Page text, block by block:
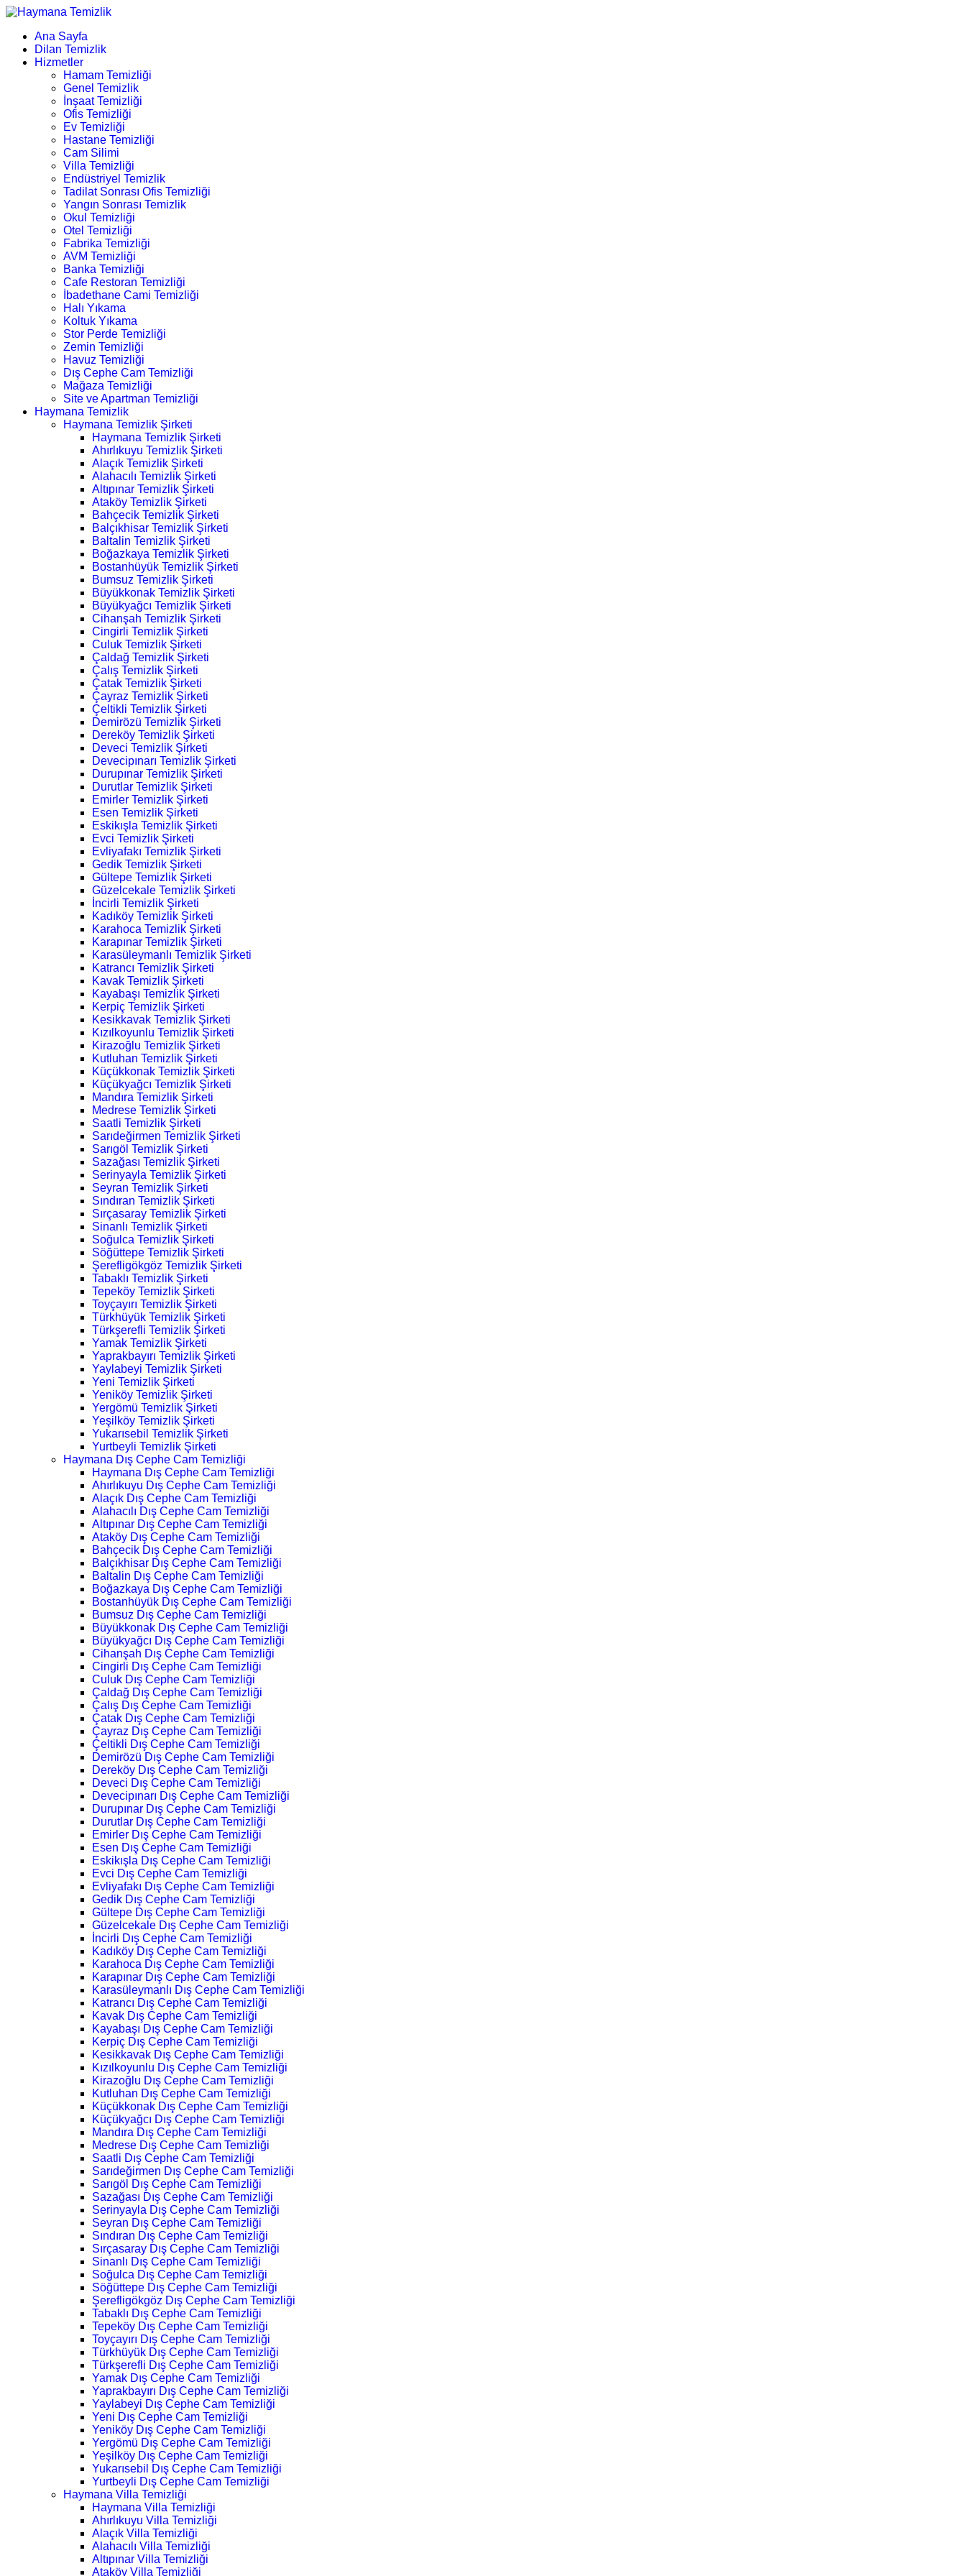
Ana Sayfa
Dilan Temizlik
Hizmetler
Hamam Temizliği
Genel Temizlik
İnşaat Temizliği
Ofis Temizliği
Ev Temizliği
Hastane Temizliği
Cam Silimi
Villa Temizliği
Endüstriyel Temizlik
Tadilat Sonrası Ofis Temizliği
Yangın Sonrası Temizlik
Okul Temizliği
Otel Temizliği
Fabrika Temizliği
AVM Temizliği
Banka Temizliği
Cafe Restoran Temizliği
İbadethane Cami Temizliği
Halı Yıkama
Koltuk Yıkama
Stor Perde Temizliği
Zemin Temizliği
Havuz Temizliği
Dış Cephe Cam Temizliği
Mağaza Temizliği
Site ve Apartman Temizliği
Haymana Temizlik
Haymana Temizlik Şirketi
Haymana Temizlik Şirketi
Ahırlıkuyu Temizlik Şirketi
Alaçık Temizlik Şirketi
Alahacılı Temizlik Şirketi
Altıpınar Temizlik Şirketi
Ataköy Temizlik Şirketi
Bahçecik Temizlik Şirketi
Balçıkhisar Temizlik Şirketi
Baltalin Temizlik Şirketi
Boğazkaya Temizlik Şirketi
Bostanhüyük Temizlik Şirketi
Bumsuz Temizlik Şirketi
Büyükkonak Temizlik Şirketi
Büyükyağcı Temizlik Şirketi
Cihanşah Temizlik Şirketi
Cingirli Temizlik Şirketi
Culuk Temizlik Şirketi
Çaldağ Temizlik Şirketi
Çalış Temizlik Şirketi
Çatak Temizlik Şirketi
Çayraz Temizlik Şirketi
Çeltikli Temizlik Şirketi
Demirözü Temizlik Şirketi
Dereköy Temizlik Şirketi
Deveci Temizlik Şirketi
Devecipınarı Temizlik Şirketi
Durupınar Temizlik Şirketi
Durutlar Temizlik Şirketi
Emirler Temizlik Şirketi
Esen Temizlik Şirketi
Eskikışla Temizlik Şirketi
Evci Temizlik Şirketi
Evliyafakı Temizlik Şirketi
Gedik Temizlik Şirketi
Gültepe Temizlik Şirketi
Güzelcekale Temizlik Şirketi
İncirli Temizlik Şirketi
Kadıköy Temizlik Şirketi
Karahoca Temizlik Şirketi
Karapınar Temizlik Şirketi
Karasüleymanlı Temizlik Şirketi
Katrancı Temizlik Şirketi
Kavak Temizlik Şirketi
Kayabaşı Temizlik Şirketi
Kerpiç Temizlik Şirketi
Kesikkavak Temizlik Şirketi
Kızılkoyunlu Temizlik Şirketi
Kirazoğlu Temizlik Şirketi
Kutluhan Temizlik Şirketi
Küçükkonak Temizlik Şirketi
Küçükyağcı Temizlik Şirketi
Mandıra Temizlik Şirketi
Medrese Temizlik Şirketi
Saatli Temizlik Şirketi
Sarıdeğirmen Temizlik Şirketi
Sarıgöl Temizlik Şirketi
Sazağası Temizlik Şirketi
Serinyayla Temizlik Şirketi
Seyran Temizlik Şirketi
Sındıran Temizlik Şirketi
Sırçasaray Temizlik Şirketi
Sinanlı Temizlik Şirketi
Soğulca Temizlik Şirketi
Söğüttepe Temizlik Şirketi
Şerefligökgöz Temizlik Şirketi
Tabaklı Temizlik Şirketi
Tepeköy Temizlik Şirketi
Toyçayırı Temizlik Şirketi
Türkhüyük Temizlik Şirketi
Türkşerefli Temizlik Şirketi
Yamak Temizlik Şirketi
Yaprakbayırı Temizlik Şirketi
Yaylabeyi Temizlik Şirketi
Yeni Temizlik Şirketi
Yeniköy Temizlik Şirketi
Yergömü Temizlik Şirketi
Yeşilköy Temizlik Şirketi
Yukarısebil Temizlik Şirketi
Yurtbeyli Temizlik Şirketi
Haymana Dış Cephe Cam Temizliği
Haymana Dış Cephe Cam Temizliği
Ahırlıkuyu Dış Cephe Cam Temizliği
Alaçık Dış Cephe Cam Temizliği
Alahacılı Dış Cephe Cam Temizliği
Altıpınar Dış Cephe Cam Temizliği
Ataköy Dış Cephe Cam Temizliği
Bahçecik Dış Cephe Cam Temizliği
Balçıkhisar Dış Cephe Cam Temizliği
Baltalin Dış Cephe Cam Temizliği
Boğazkaya Dış Cephe Cam Temizliği
Bostanhüyük Dış Cephe Cam Temizliği
Bumsuz Dış Cephe Cam Temizliği
Büyükkonak Dış Cephe Cam Temizliği
Büyükyağcı Dış Cephe Cam Temizliği
Cihanşah Dış Cephe Cam Temizliği
Cingirli Dış Cephe Cam Temizliği
Culuk Dış Cephe Cam Temizliği
Çaldağ Dış Cephe Cam Temizliği
Çalış Dış Cephe Cam Temizliği
Çatak Dış Cephe Cam Temizliği
Çayraz Dış Cephe Cam Temizliği
Çeltikli Dış Cephe Cam Temizliği
Demirözü Dış Cephe Cam Temizliği
Dereköy Dış Cephe Cam Temizliği
Deveci Dış Cephe Cam Temizliği
Devecipınarı Dış Cephe Cam Temizliği
Durupınar Dış Cephe Cam Temizliği
Durutlar Dış Cephe Cam Temizliği
Emirler Dış Cephe Cam Temizliği
Esen Dış Cephe Cam Temizliği
Eskikışla Dış Cephe Cam Temizliği
Evci Dış Cephe Cam Temizliği
Evliyafakı Dış Cephe Cam Temizliği
Gedik Dış Cephe Cam Temizliği
Gültepe Dış Cephe Cam Temizliği
Güzelcekale Dış Cephe Cam Temizliği
İncirli Dış Cephe Cam Temizliği
Kadıköy Dış Cephe Cam Temizliği
Karahoca Dış Cephe Cam Temizliği
Karapınar Dış Cephe Cam Temizliği
Karasüleymanlı Dış Cephe Cam Temizliği
Katrancı Dış Cephe Cam Temizliği
Kavak Dış Cephe Cam Temizliği
Kayabaşı Dış Cephe Cam Temizliği
Kerpiç Dış Cephe Cam Temizliği
Kesikkavak Dış Cephe Cam Temizliği
Kızılkoyunlu Dış Cephe Cam Temizliği
Kirazoğlu Dış Cephe Cam Temizliği
Kutluhan Dış Cephe Cam Temizliği
Küçükkonak Dış Cephe Cam Temizliği
Küçükyağcı Dış Cephe Cam Temizliği
Mandıra Dış Cephe Cam Temizliği
Medrese Dış Cephe Cam Temizliği
Saatli Dış Cephe Cam Temizliği
Sarıdeğirmen Dış Cephe Cam Temizliği
Sarıgöl Dış Cephe Cam Temizliği
Sazağası Dış Cephe Cam Temizliği
Serinyayla Dış Cephe Cam Temizliği
Seyran Dış Cephe Cam Temizliği
Sındıran Dış Cephe Cam Temizliği
Sırçasaray Dış Cephe Cam Temizliği
Sinanlı Dış Cephe Cam Temizliği
Soğulca Dış Cephe Cam Temizliği
Söğüttepe Dış Cephe Cam Temizliği
Şerefligökgöz Dış Cephe Cam Temizliği
Tabaklı Dış Cephe Cam Temizliği
Tepeköy Dış Cephe Cam Temizliği
Toyçayırı Dış Cephe Cam Temizliği
Türkhüyük Dış Cephe Cam Temizliği
Türkşerefli Dış Cephe Cam Temizliği
Yamak Dış Cephe Cam Temizliği
Yaprakbayırı Dış Cephe Cam Temizliği
Yaylabeyi Dış Cephe Cam Temizliği
Yeni Dış Cephe Cam Temizliği
Yeniköy Dış Cephe Cam Temizliği
Yergömü Dış Cephe Cam Temizliği
Yeşilköy Dış Cephe Cam Temizliği
Yukarısebil Dış Cephe Cam Temizliği
Yurtbeyli Dış Cephe Cam Temizliği
Haymana Villa Temizliği
Haymana Villa Temizliği
Ahırlıkuyu Villa Temizliği
Alaçık Villa Temizliği
Alahacılı Villa Temizliği
Altıpınar Villa Temizliği
Ataköy Villa Temizliği